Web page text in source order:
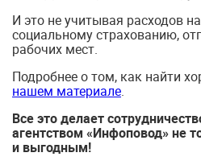
И это не учитывая расходов
социальному страхованию,
рабочих мест.
Подробнее о том, как найти
нашем материале.
Все это делает
агентством «Инфоповод» не
и выгодным!